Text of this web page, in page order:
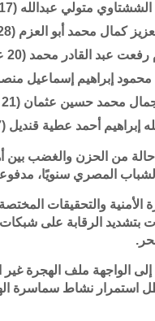
متولي عبدالله (17 عامًا) – سمنود، الغربية
كمال محمد أبو العزم (28 عامًا) – زفتى، الغربية
القادر محمد (20 عامًا) – سوالم أبنوب، أسيوط
إبراهيم إسماعيل منصور (17 عامًا) – السنبلاوين،
حسين عثمان (21 عامًا) – القناطر الخيرية، القليوبية
أحمد عطية قنديل (27 عامًا) – إمبابة، الجيزة
حالة من الحزن والغضب بين
المصري سنويًا،
الأمنية والتحقيقات
بتشديد الرقابة على
إلى الواجهة ملف الهجرة
استمرار نشاط سماسرة